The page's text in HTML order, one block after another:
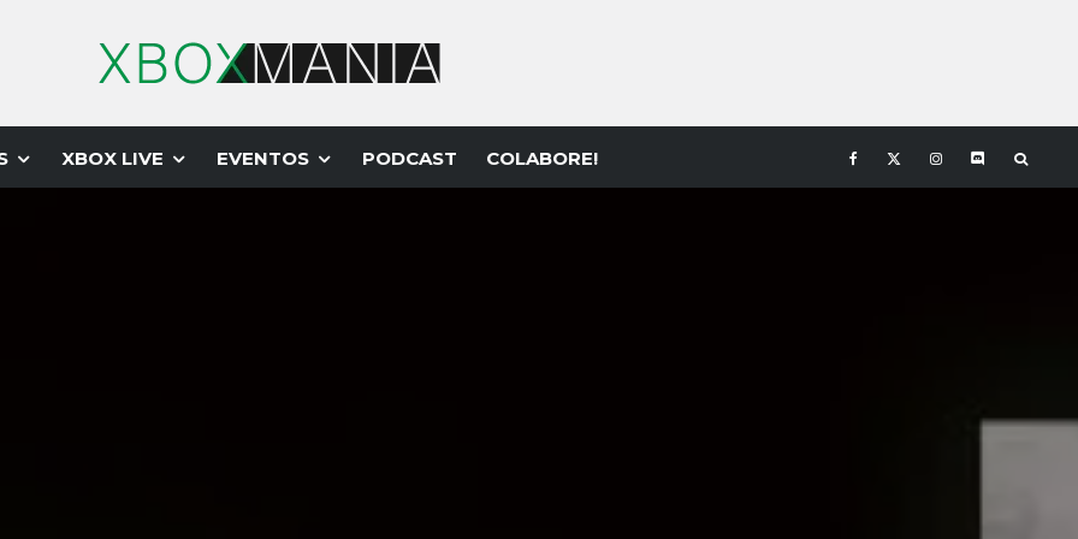
XBOX LIVE EVENTOS PODCAST COLABORE!